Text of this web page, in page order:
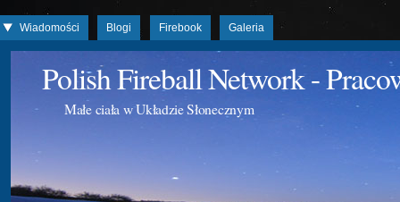
Wiadomości Blogi Firebook Galeria
Polish Fireball Network -
Małe ciała w Układzie Słonecznym